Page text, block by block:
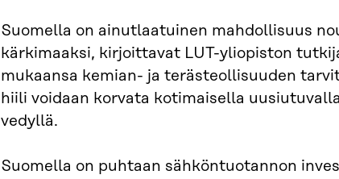
Suomella on ainutlaatuinen mahdollisuus
kärkimaaksi, kirjoittavat LUT-yliopiston
mukaansa kemian- ja terästeollisuuden
hiili voidaan korvata kotimaisella
vedyllä.
Suomella on puhtaan sähköntuotannon